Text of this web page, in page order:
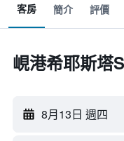
客房 簡介 評價
峴港希耶斯塔
8月13日 週四